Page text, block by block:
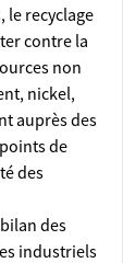
le recyclage
contre la
non
nickel,
auprès des
de
des
des
industriels